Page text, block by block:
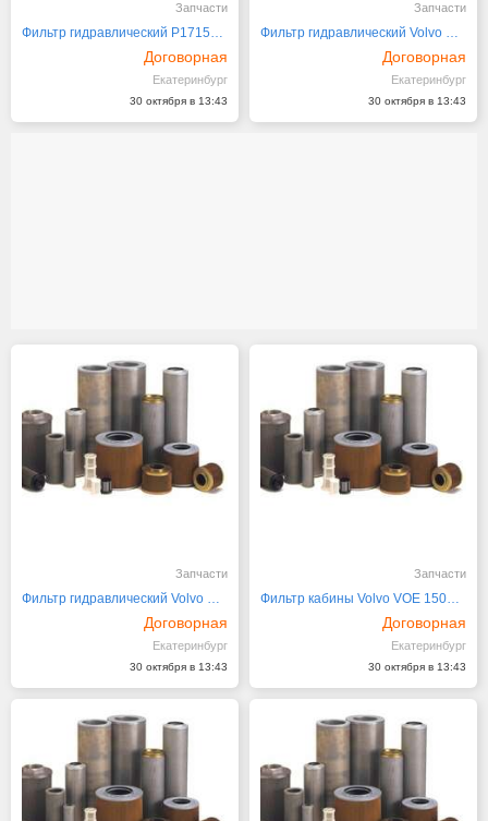
Запчасти
Фильтр гидравлический P171549 Donaldson
Договорная
Екатеринбург
30 октября в 13:43
Запчасти
Фильтр гидравлический Volvo VOE 11037868, 17418113
Договорная
Екатеринбург
30 октября в 13:43
Запчасти
Фильтр гидравлический Volvo VOE 11882353
Договорная
Екатеринбург
30 октября в 13:43
Запчасти
Фильтр кабины Volvo VOE 15052786
Договорная
Екатеринбург
30 октября в 13:43